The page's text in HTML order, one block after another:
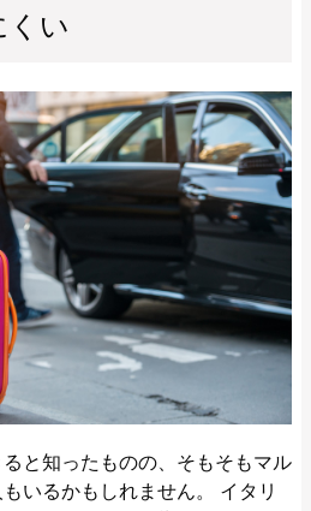
くい
と知ったものの、そもそもマル
いるかもしれません。 イタリ